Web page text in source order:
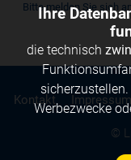
Bitte melden Sie sich
©
Kontakt Impressum
Ihre
die technisch
Werbezwecke